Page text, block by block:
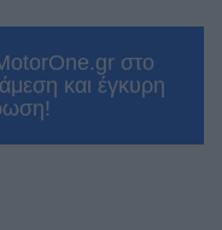
στο
και έγκυρη